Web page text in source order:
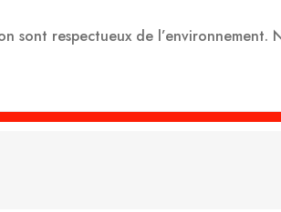
sont respectueux de